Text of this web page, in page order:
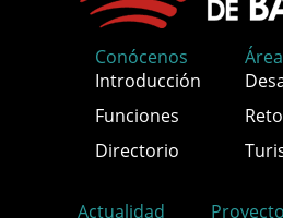
Conócenos
Introducción
Funciones
Directorio
Actualidad